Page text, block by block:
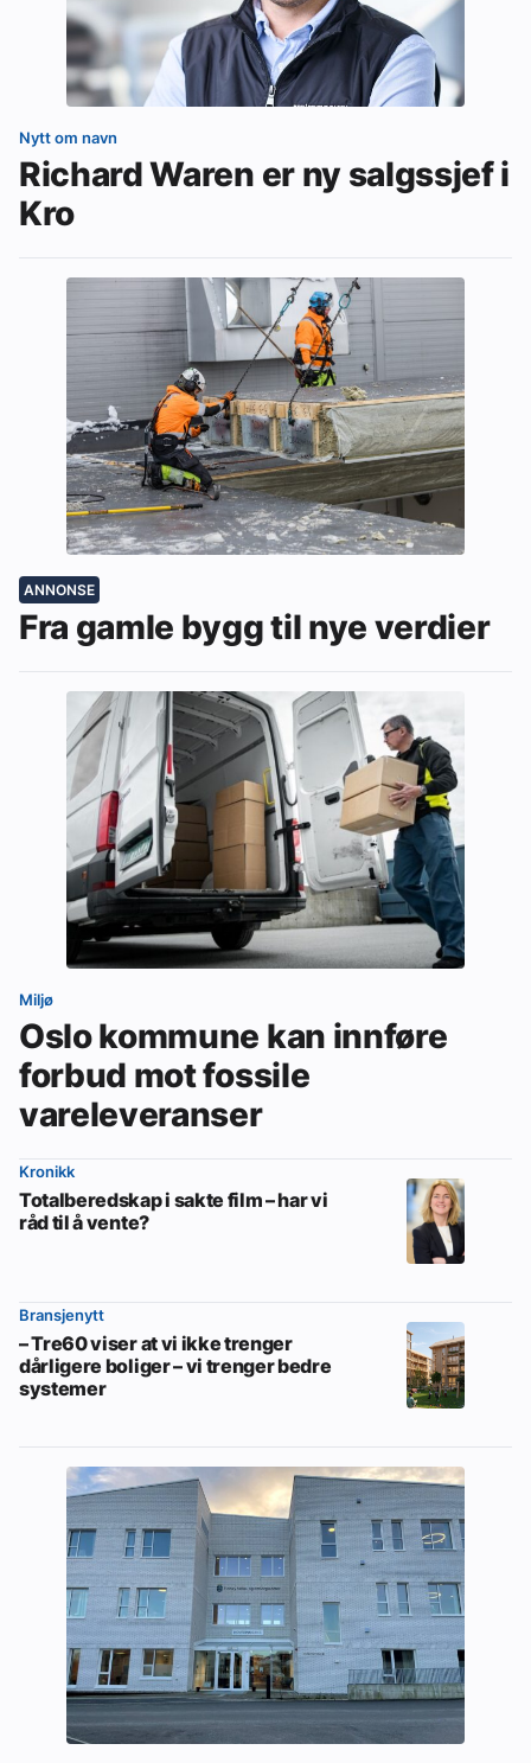
Nytt om navn
Richard Waren er ny salgssjef i
Kro
ANNONSE
Fra gamle bygg til nye verdier
Miljø
Oslo kommune kan innføre
forbud mot fossile
vareleveranser
Kronikk
Totalberedskap i sakte film – har vi
råd til å vente?
Bransjenytt
– Tre60 viser at vi ikke trenger
dårligere boliger – vi trenger bedre
systemer